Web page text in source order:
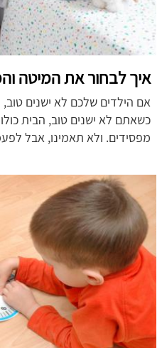
איך לבחור את המיטה
אם הילדים שלכם לא ישנים
כשאתם לא ישנים טוב, הבית
מפסידים. ולא תאמינו, אבל